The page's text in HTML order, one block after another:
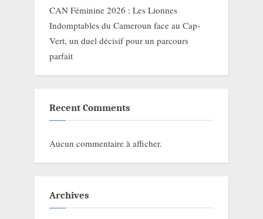
CAN Féminine 2026 : Les Lionnes
Indomptables du Cameroun face au Cap-
Vert, un duel décisif pour un parcours
parfait
Recent Comments
Aucun commentaire à afficher.
Archives